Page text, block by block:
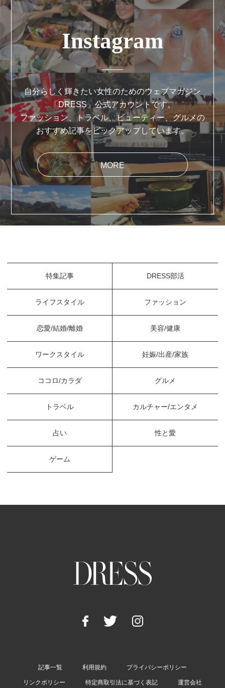
Instagram
自分らしく輝きたい女性のためのウェブマガジン
「DRESS」公式アカウントです。
ファッション、トラベル、ビューティー、グルメの
おすすめ記事をピックアップしています。
MORE
特集記事 DRESS部活
ライフスタイル ファッション
恋愛/結婚/離婚 美容/健康
ワークスタイル 妊娠/出産/家族
ココロ/カラダ グルメ
トラベル カルチャー/エンタメ
占い 性と愛
ゲーム
記事一覧 利用規約 プライバシーポリシー
リンクポリシー 特定商取引法に基づく表記 運営会社